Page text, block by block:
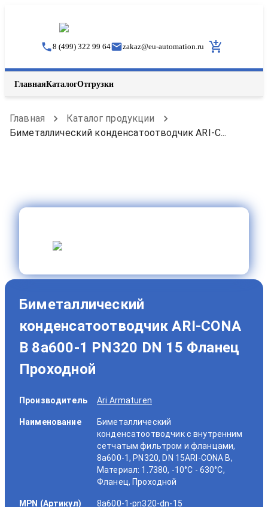
8 (499) 322 99 64 zakaz@eu-automation.ru
ГлавнаяКаталогОтгрузки
Главная
Каталог продукции
Биметаллический конденсатоотводчик ARI-C...
Биметаллический
конденсатоотводчик ARI-CONA
B 8a600-1 PN320 DN 15 Фланец
Проходной
Производитель Ari Armaturen
Наименование
Биметаллический
конденсатоотводчик с внутренним
сетчатым фильтром и фланцами,
8a600-1, PN320, DN 15ARI-CONA B,
Материал: 1.7380, -10°C - 630°C,
Фланец, Проходной
MPN (Артикул) 8a600-1-pn320-dn-15